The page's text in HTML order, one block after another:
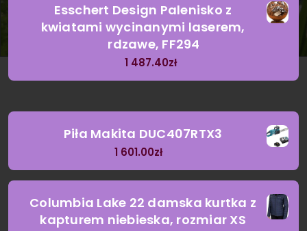
Esschert Design Palenisko z
kwiatami wycinanymi laserem,
rdzawe, FF294
1 487.40zł
Piła Makita DUC407RTX3
1 601.00zł
Columbia Lake 22 damska kurtka z
kapturem niebieska, rozmiar XS